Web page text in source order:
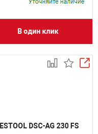
В один клик